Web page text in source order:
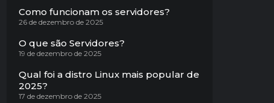
Como funcionam os servidores?
26 de dezembro de 2025
O que são Servidores?
19 de dezembro de 2025
Qual foi a distro Linux mais popular de
2025?
17 de dezembro de 2025